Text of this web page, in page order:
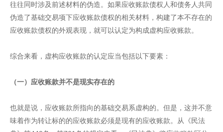
往往同时涉及前述材料的伪造。如果应收账款债权人和债务人共同
伪造了基础交易项下应收账款债权的相关材料，构建了本不存在的
应收账款债权的外观表现，就可以认定为构成虚构应收账款。
综合来看，虚构应收账款的认定应当包括以下要素：
（一）应收账款并不是现实存在的
也就是说，应收账款所指向的基础交易系虚构的。但是，这并不意
味着作为转让标的的应收账款必须是现有的应收账款。从《民法